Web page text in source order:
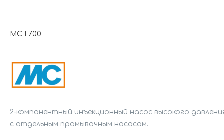
MC I 700
2-компонентный инъекционный насос высокого
с отдельным промывочным насосом.